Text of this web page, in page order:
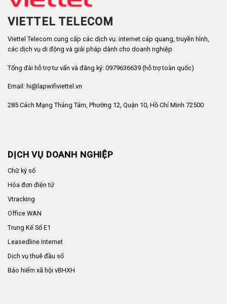
VIETTEL TELECOM
Viettel Telecom cung cấp các dịch vụ: internet cáp quang, truyền hình,
các dịch vụ di động và giải pháp dành cho doanh nghiệp
Tổng đài hỗ trợ tư vấn và đăng ký: 0979636639 (hỗ trợ toàn quốc)
Email: hi@lapwifiviettel.vn
285 Cách Mạng Tháng Tám, Phường 12, Quận 10, Hồ Chí Minh 72500
DỊCH VỤ DOANH NGHIỆP
Chữ ký số
Hóa đơn điện tử
Vtracking
Office WAN
Trung Kế Số E1
Leasedline Internet
Dịch vụ thuê đầu số
Bảo hiểm xã hội vBHXH